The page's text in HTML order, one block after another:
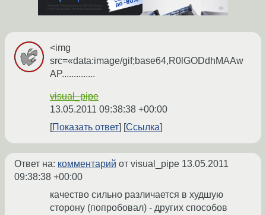
<img
src=«data:image/gif;base64,R0lGODdhMAAw
AP..............
visual_pipe
13.05.2011 09:38:38 +00:00
Показать ответ
Ссылка
Ответ на: комментарий от visual_pipe 13.05.2011
09:38:38 +00:00
качество сильно различается в худшую
сторону (попробовал) - других способов